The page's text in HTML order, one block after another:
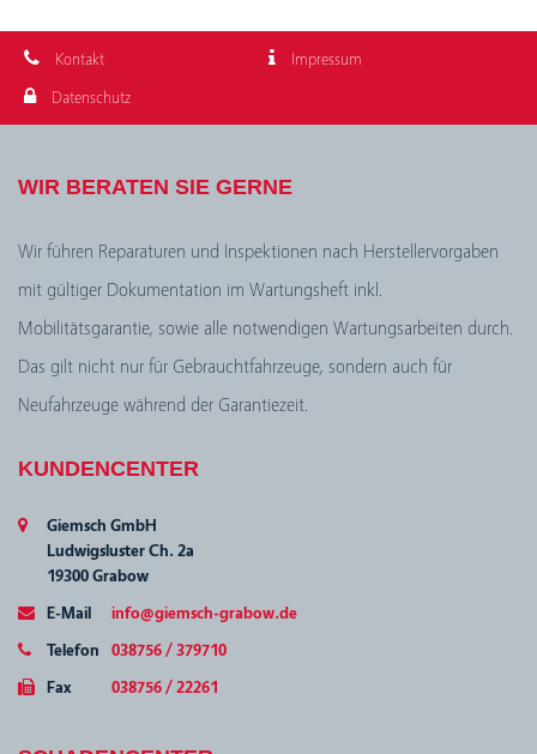
Kontakt
Impressum
Datenschutz
WIR BERATEN SIE GERNE
Wir führen Reparaturen und Inspektionen nach Herstellervorgaben
mit gültiger Dokumentation im Wartungsheft inkl.
Mobilitätsgarantie, sowie alle notwendigen Wartungsarbeiten durch.
Das gilt nicht nur für Gebrauchtfahrzeuge, sondern auch für
Neufahrzeuge während der Garantiezeit.
KUNDENCENTER
Giemsch GmbH
Ludwigsluster Ch. 2a
19300 Grabow
E-Mail
info@giemsch-grabow.de
Telefon
038756 / 379710
Fax
038756 / 22261